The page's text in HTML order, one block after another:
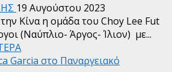
19 Αυγούστου 2023
Κίνα η ομάδα του Choy Lee Fut
(Ναύπλιο- Άργος- Ίλιον) με...
Garcia στο Παναργειακό